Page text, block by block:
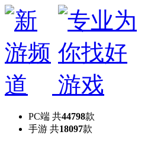
PC端 共44798款
手游 共18097款